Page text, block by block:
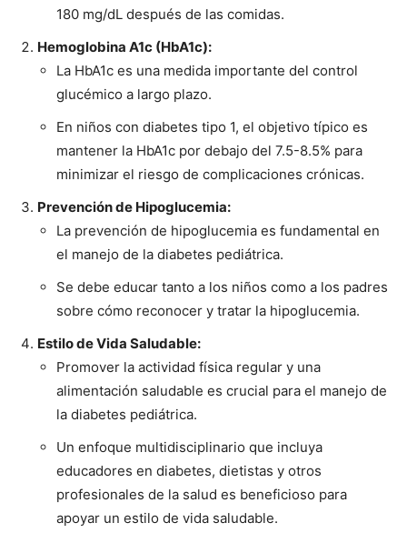
180 mg/dL después de las comidas.
Hemoglobina A1c (HbA1c):
La HbA1c es una medida importante del control
glucémico a largo plazo.
En niños con diabetes tipo 1, el objetivo típico es
mantener la HbA1c por debajo del 7.5-8.5% para
minimizar el riesgo de complicaciones crónicas.
Prevención de Hipoglucemia:
La prevención de hipoglucemia es fundamental en
el manejo de la diabetes pediátrica.
Se debe educar tanto a los niños como a los padres
sobre cómo reconocer y tratar la hipoglucemia.
Estilo de Vida Saludable:
Promover la actividad física regular y una
alimentación saludable es crucial para el manejo de
la diabetes pediátrica.
Un enfoque multidisciplinario que incluya
educadores en diabetes, dietistas y otros
profesionales de la salud es beneficioso para
apoyar un estilo de vida saludable.